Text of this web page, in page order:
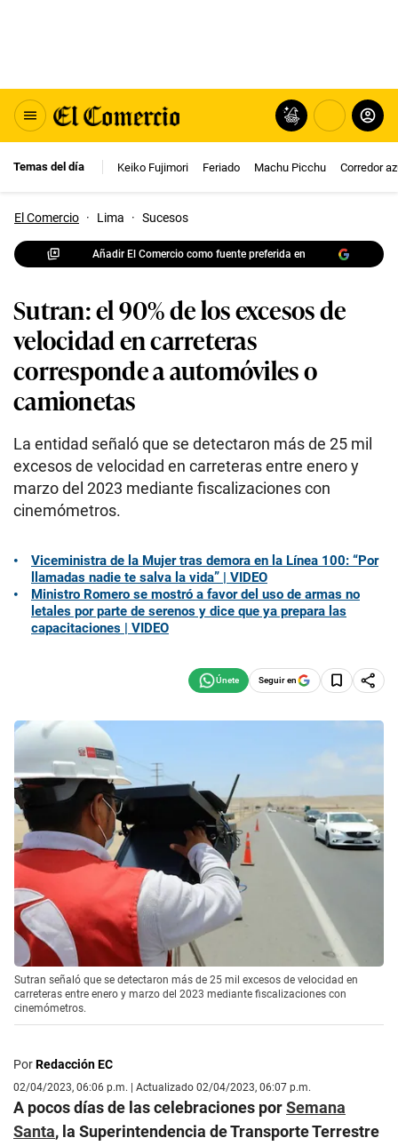
Temas del día Keiko Fujimori Feriado Machu Picchu Corredor
El Comercio · Lima · Sucesos
Añadir El Comercio como fuente preferida en
Sutran: el 90% de los excesos de
velocidad en carreteras
corresponde a automóviles o
camionetas
La entidad señaló que se detectaron más de 25 mil
excesos de velocidad en carreteras entre enero y
marzo del 2023 mediante fiscalizaciones con
cinemómetros.
Viceministra de la Mujer tras demora en la Línea 100: “Por
llamadas nadie te salva la vida” | VIDEO
Ministro Romero se mostró a favor del uso de armas no
letales por parte de serenos y dice que ya prepara las
capacitaciones | VIDEO
Seguir en
Sutran señaló que se detectaron más de 25 mil excesos de velocidad en
carreteras entre enero y marzo del 2023 mediante fiscalizaciones con
cinemómetros.
PorRedacción EC
02/04/2023, 06:06 p.m. | Actualizado 02/04/2023, 06:07 p.m.
A pocos días de las celebraciones porSemana
Santa, la Superintendencia de Transporte Terrestre